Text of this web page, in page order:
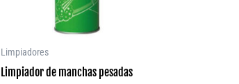
Limpiadores
Limpiador de manchas pesadas